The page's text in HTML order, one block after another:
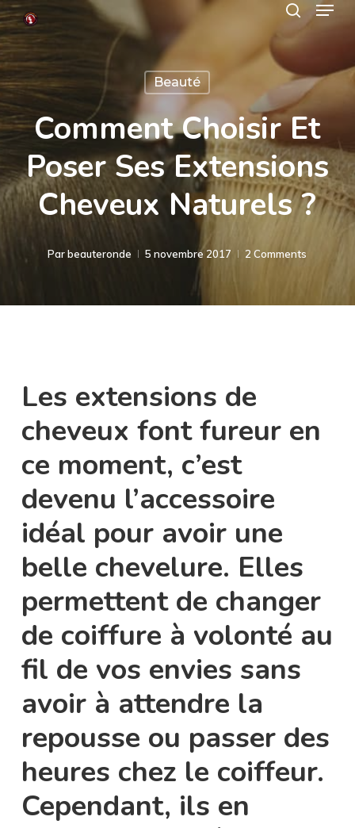
Skip
to
main
content
Beauté
Comment Choisir Et
Poser Ses Extensions
Cheveux Naturels ?
Par beauteronde 5 novembre 2017 2 Comments
Les extensions de
cheveux font fureur en
ce moment, c’est
devenu l’accessoire
idéal pour avoir une
belle chevelure. Elles
permettent de changer
de coiffure à volonté au
fil de vos envies sans
avoir à attendre la
repousse ou passer des
heures chez le coiffeur.
Cependant, ils en
Menu